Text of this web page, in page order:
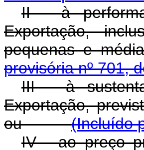
II - à
Exportação,
pequenas e
provisória nº 701,
III - à
Exportação,
ou(Incluído
IV - ao